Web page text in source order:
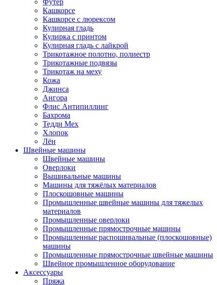
Футер
Кашкорсе
Кашкорсе с люрексом
Кулирная гладь
Кулирка с принтом
Кулирная гладь с лайкрой
Трикотажное полотно, полиестр
Трикотажные подвязы
Трикотаж на меху
Кожа
Джинса
Ангора
Флис Антипиллинг
Бахрома
Тедди Мех
Хлопок
Лён
Швейные машины
Швейные машины
Оверлоки
Вышивальные машины
Машины для тяжёлых материалов
Плоскошовные машины
Промышленные швейные машины для тяжелых
материалов
Промышленные оверлоки
Промышленные прямострочные машины
Промышленные распошивальные (плоскошовные)
машины
Промышленные прямострочные швейные машины
Швейное промышленное оборудование
Аксессуары
Пряжа